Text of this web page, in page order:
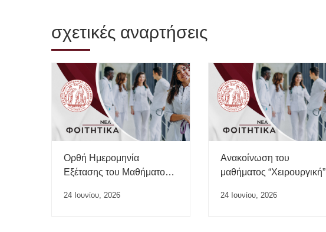
σχετικές αναρτήσεις
Ορθή Ημερομηνία
Εξέτασης του Μαθήματος
24 Ιουνίου, 2026
Ανακοίνωση του
μαθήματος “Χειρουργική”
24 Ιουνίου, 2026